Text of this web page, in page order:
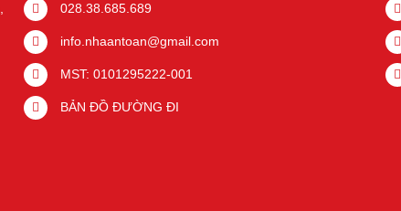
028.38.685.689
info.nhaantoan@gmail.com
MST: 0101295222-001
BẢN ĐỒ ĐƯỜNG ĐI